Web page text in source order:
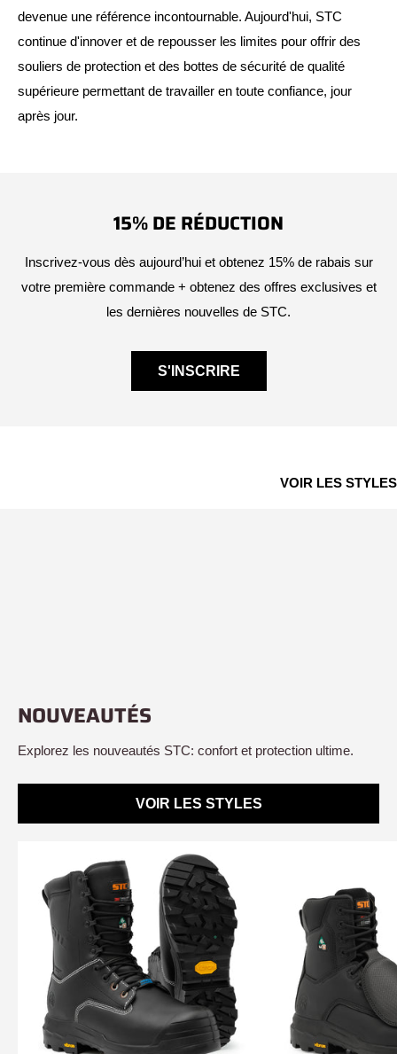
devenue une référence incontournable. Aujourd'hui, STC
continue d'innover et de repousser les limites pour offrir des
souliers de protection et des bottes de sécurité de qualité
supérieure permettant de travailler en toute confiance, jour
après jour.
15% DE RÉDUCTION
Inscrivez-vous dès aujourd’hui et obtenez 15% de rabais sur
votre première commande + obtenez des offres exclusives et
les dernières nouvelles de STC.
S'INSCRIRE
VOIR LES STYLES
NOUVEAUTÉS
Explorez les nouveautés STC: confort et protection ultime.
VOIR LES STYLES